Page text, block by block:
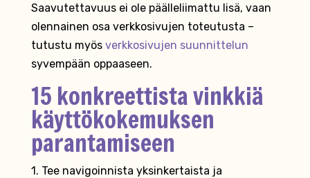
Saavutettavuus ei ole päälleliimattu lisä, vaan
olennainen osa verkkosivujen toteutusta –
tutustu myös verkkosivujen suunnittelun
syvempään oppaaseen.
15 konkreettista vinkkiä
käyttökokemuksen
parantamiseen
1. Tee navigoinnista yksinkertaista ja